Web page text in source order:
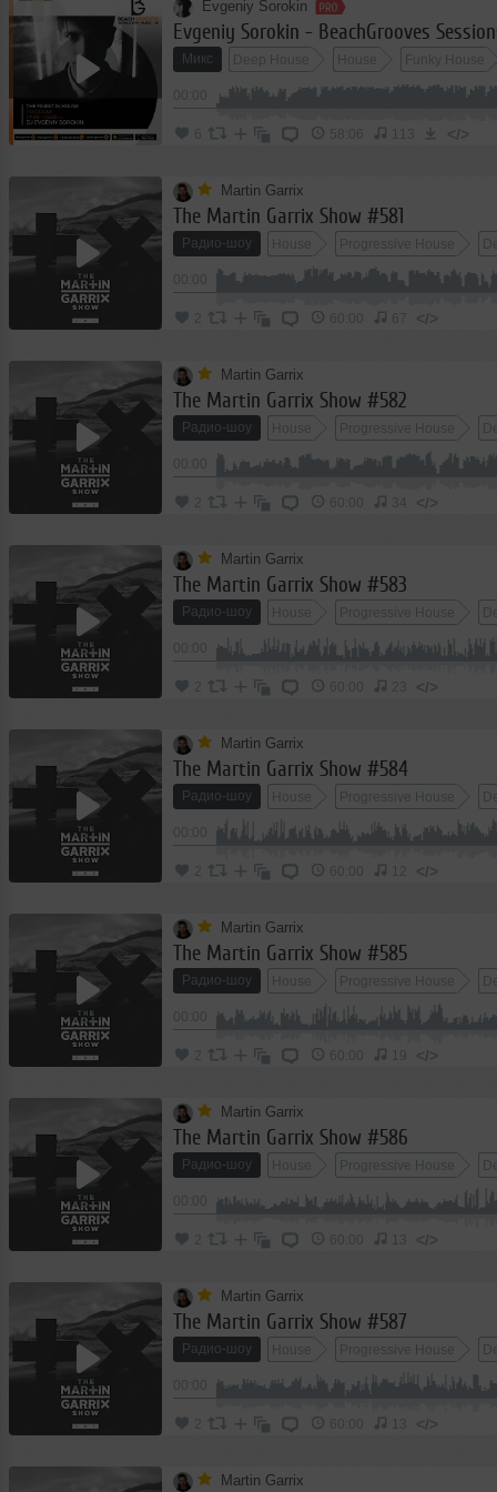
Evgeniy Sorokin
Evgeniy Sorokin - BeachGrooves
Микс Deep House House Funky House
6 58:06 113 </>
Martin Garrix
The Martin Garrix Show #581
Радио-шоу House Progressive House
2 60:00 67 </>
Martin Garrix
The Martin Garrix Show #582
Радио-шоу House Progressive House
2 60:00 34 </>
Martin Garrix
The Martin Garrix Show #583
Радио-шоу House Progressive House
2 60:00 23 </>
Martin Garrix
The Martin Garrix Show #584
Радио-шоу House Progressive House
2 60:00 12 </>
Martin Garrix
The Martin Garrix Show #585
Радио-шоу House Progressive House
2 60:00 19 </>
Martin Garrix
The Martin Garrix Show #586
Радио-шоу House Progressive House
2 60:00 13 </>
Martin Garrix
The Martin Garrix Show #587
Радио-шоу House Progressive House
2 60:00 13 </>
Martin Garrix